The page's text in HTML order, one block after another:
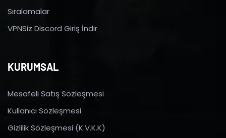
Sıralamalar
VPNSiz Discord Giriş İndir
KURUMSAL
Mesafeli Satış Sözleşmesi
Kullanıcı Sözleşmesi
Gizlilik Sözleşmesi (K.V.K.K)